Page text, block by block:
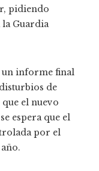
pidiendo
Guardia
un informe final
de
que el nuevo
espera que el
por el